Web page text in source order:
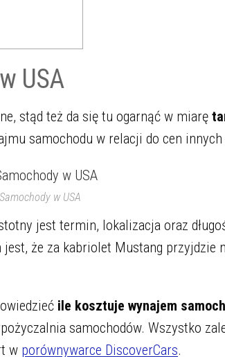
USA
stąd też da się tu ogarnąć w miarę
samochodu w relacji do cen innych
Samochody w USA
jest termin, lokalizacja oraz
że za kabriolet Mustang przyjdzie
ile kosztuje wynajem
samochodów. Wszystko
w porównywarce DiscoverCars.